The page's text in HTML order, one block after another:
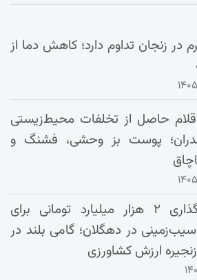
در زنجان تداوم دارد؛ کاهش دما از
حاصل از تخلفات محیط‌زیستی
پوست بز وحشی، فشنگ و
سرمایه‌گذاری ۲ هزار میلیارد تومانی برای
سیب‌زمینی در دهگلان؛ گامی بلند در
ارزش کشاورزی